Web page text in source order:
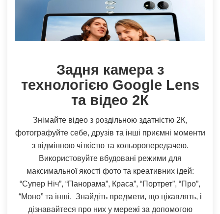
Задня камера з
технологією Google Lens
та відео 2К
Знімайте відео з роздільною здатністю 2К,
фотографуйте себе, друзів та інші приємні моменти
з відмінною чіткістю та кольоропередачею.
Використовуйте вбудовані режими для
максимальної якості фото та креативних ідей:
“Супер Ніч”, “Панорама”, Краса”, “Портрет”, “Про”,
“Моно” та інші. Знайдіть предмети, що цікавлять, і
дізнавайтеся про них у мережі за допомогою